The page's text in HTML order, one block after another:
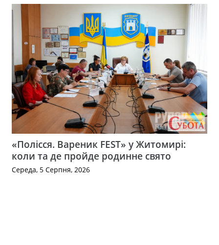
«Полісся. Вареник FEST» у Житомирі:
коли та де пройде родинне свято
Середа, 5 Серпня, 2026